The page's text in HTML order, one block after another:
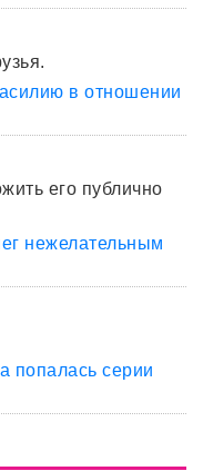
в отношении
его публично
нежелательным
попалась серии